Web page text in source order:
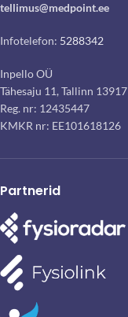
tellimus@medpoint.ee
Infotelefon: 5288342
Inpello OÜ
Tähesaju 11, Tallinn 13917
Reg. nr: 12435447
KMKR nr: EE101618126
Partnerid